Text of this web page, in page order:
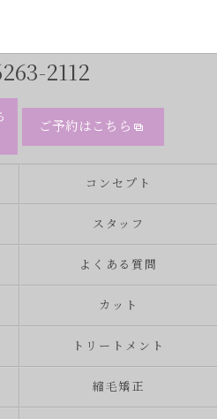
2112
ご予約はこちら
コンセプト
スタッフ
よくある質問
カット
トリートメント
縮毛矯正